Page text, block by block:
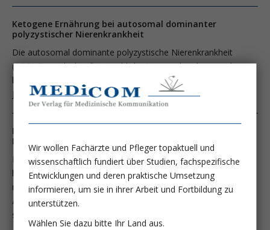
Ketogene Ernährung bei autosomal dominanter
polyzystischer Nierenkrankheit
Die autosomal dominante polyzystische Nierenkrankheit
(ADPKD) ist die häufigste erbliche Nierenerkrankung und
betrifft weltweit mehr als 7 Millionen Menschen (Lanktree MB;
JASN 2018; 29:2593).
Langsame Korrektur der Hyponatriämie: Fällt ein
Dogma?
Die Hyponatriämie (Serumnatrium <135 mmol/L) ist die
häufigste Elektrolytstörung bei hospitalisierten PatientInnen
mit einer geschätzten Prävalenz von 15-30% und begegnet
ÄrztInnen der Akut- und Intensivmedizin, der Nephrologie
sowie der Endokrinologie nahezu täglich.
Wir wollen Fachärzte und Pfleger topaktuell und
wissenschaftlich fundiert über Studien, fachspezifische
Entwicklungen und deren praktische Umsetzung
informieren, um sie in ihrer Arbeit und Fortbildung zu
unterstützen.
Wählen Sie dazu bitte Ihr Land aus.